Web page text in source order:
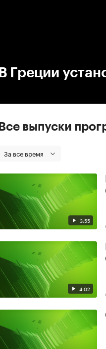
В Греции
Все выпуски
За все время
3:55
4:02